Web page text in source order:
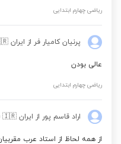
ریاضی چهارم ابتدایی
پرنیان کامیار فر از ایران
عالی بودن
ریاضی چهارم ابتدایی
اراد قاسم پور از ایران 🇮🇷
از همه لحاظ از استاد عرب